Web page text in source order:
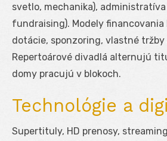
svetlo, mechanika),
fundraising). Modely
dotácie, sponzoring, vlastné tržby
Repertoárové divadlá alternujú
domy pracujú v blokoch.
Technológie a
Supertituly, HD prenosy,